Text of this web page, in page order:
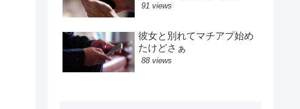
91 views
彼女と別れてマチアプ始め
たけどさぁ
88 views